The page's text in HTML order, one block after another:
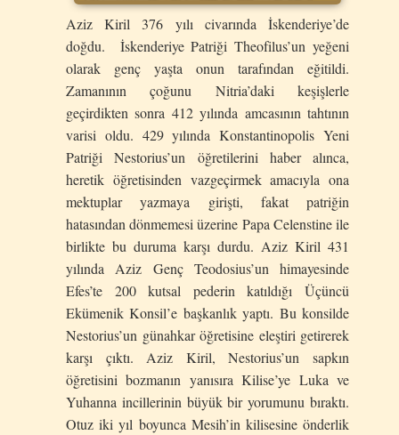
Aziz Kiril 376 yılı civarında İskenderiye’de
doğdu. İskenderiye Patriği Theofilus’un yeğeni
olarak genç yaşta onun tarafından eğitildi.
Zamanının çoğunu Nitria’daki keşişlerle
geçirdikten sonra 412 yılında amcasının tahtının
varisi oldu. 429 yılında Konstantinopolis Yeni
Patriği Nestorius’un öğretilerini haber alınca,
heretik öğretisinden vazgeçirmek amacıyla ona
mektuplar yazmaya girişti, fakat patriğin
hatasından dönmemesi üzerine Papa Celenstine ile
birlikte bu duruma karşı durdu. Aziz Kiril 431
yılında Aziz Genç Teodosius’un himayesinde
Efes’te 200 kutsal pederin katıldığı Üçüncü
Ekümenik Konsil’e başkanlık yaptı. Bu konsilde
Nestorius’un günahkar öğretisine eleştiri getirerek
karşı çıktı. Aziz Kiril, Nestorius’un sapkın
öğretisini bozmanın yanısıra Kilise’ye Luka ve
Yuhanna incillerinin büyük bir yorumunu bıraktı.
Otuz iki yıl boyunca Mesih’in kilisesine önderlik